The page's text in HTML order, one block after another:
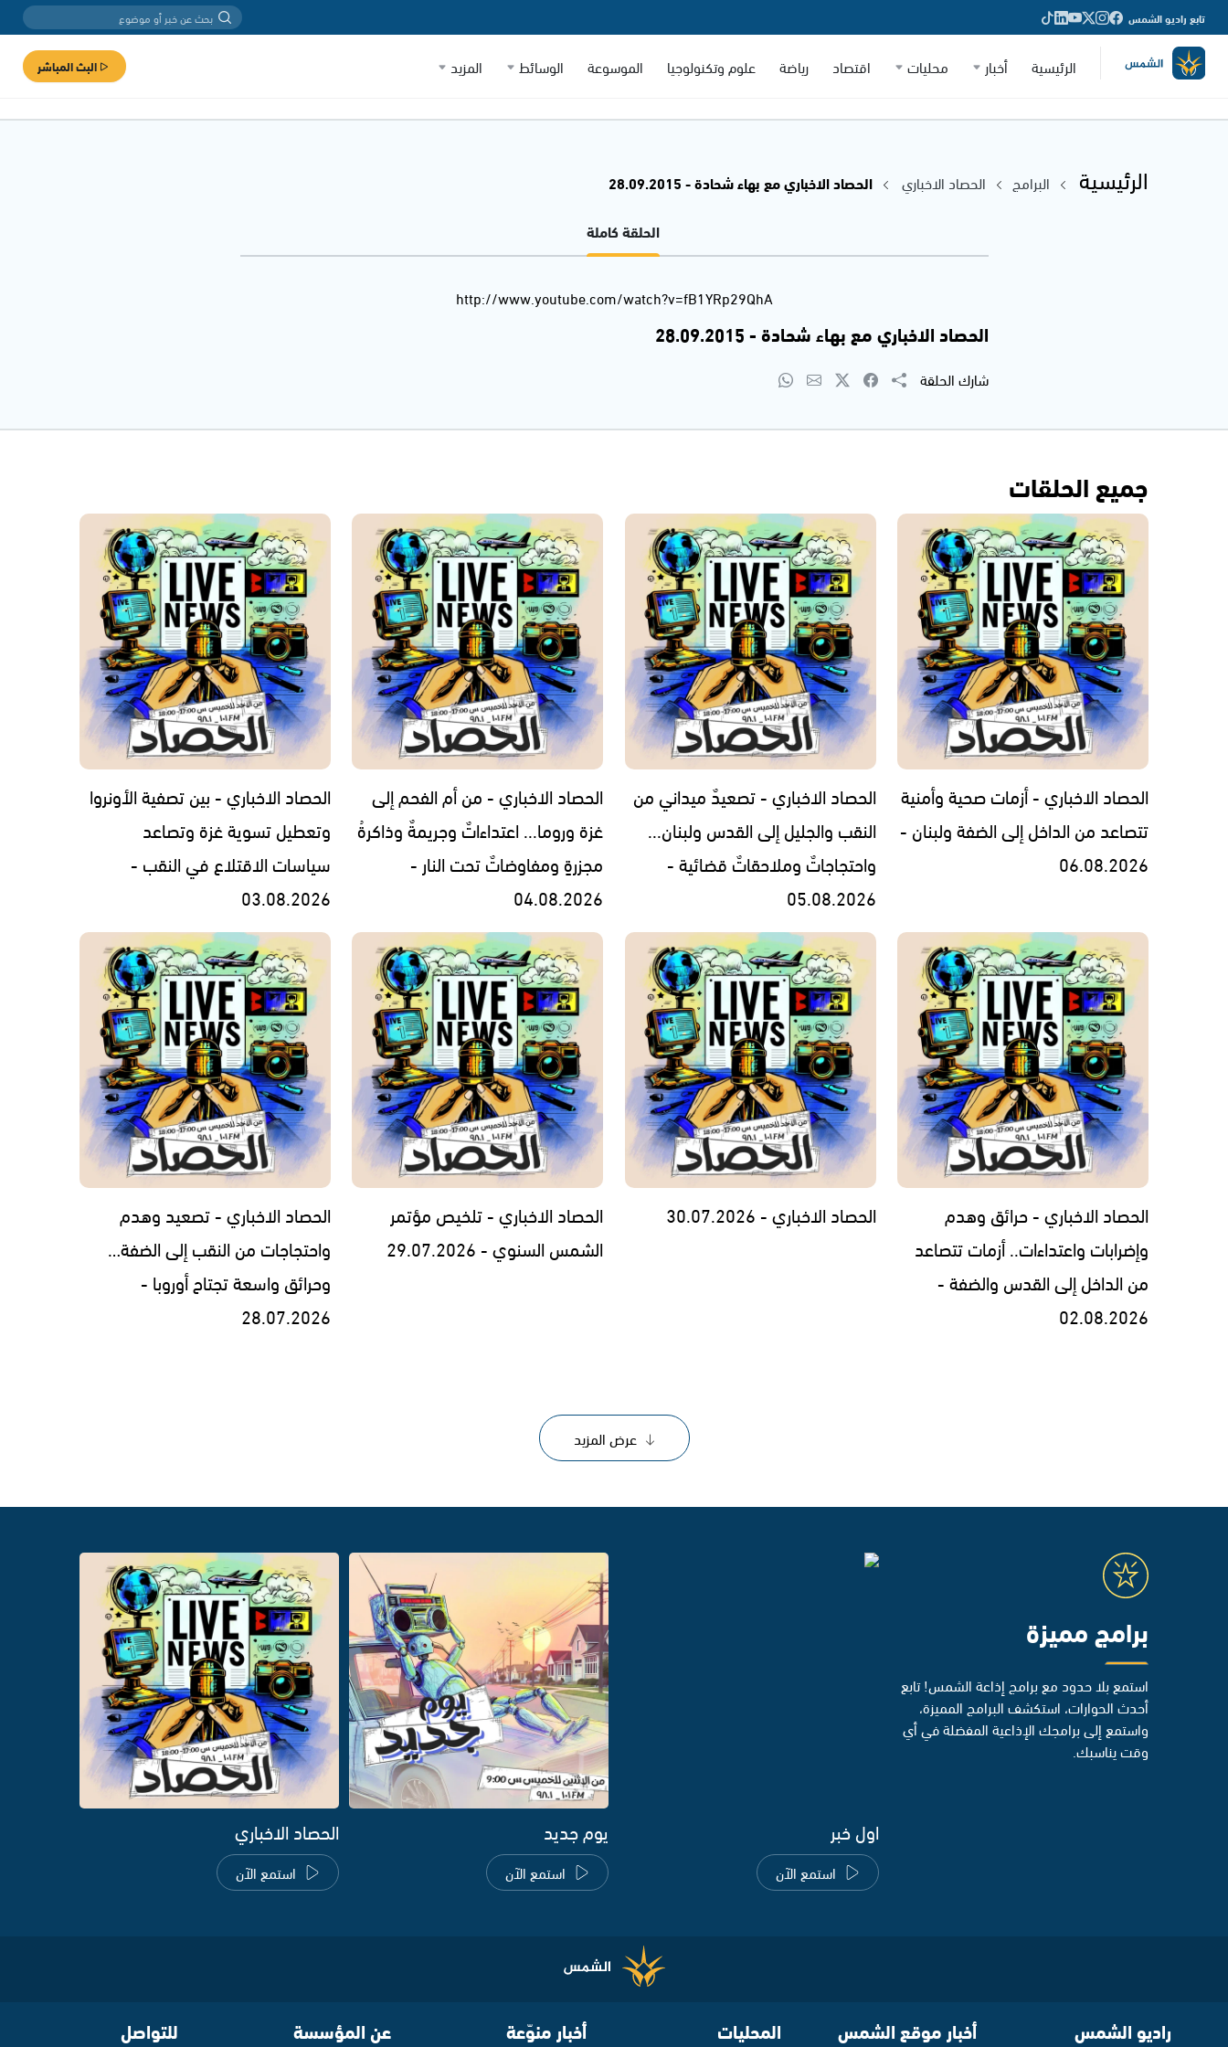
تابع راديو الشمس
الرئيسية أخبار محليات اقتصاد رياضة علوم وتكنولوجيا الموسوعة الوسائط المزيد البث المباشر
الرئيسية البرامج الحصاد الاخباري
الحصاد الاخباري مع بهاء شحادة - 28.09.2015
الحلقة كاملة
http://www.youtube.com/watch?v=fB1YRp29QhA
الحصاد الاخباري مع بهاء شحادة - 28.09.2015
شارك الحلقة
جميع الحلقات
الحصاد الاخباري - أزمات صحية وأمنية
تتصاعد من الداخل إلى الضفة ولبنان -
06.08.2026
الحصاد الاخباري - تصعيدٌ ميداني من
النقب والجليل إلى القدس ولبنان...
واحتجاجاتٌ وملاحقاتٌ قضائية -
05.08.2026
الحصاد الاخباري - من أم الفحم إلى
غزة وروما... اعتداءاتٌ وجريمةٌ وذاكرةُ
مجزرةٍ ومفاوضاتٌ تحت النار -
04.08.2026
الحصاد الاخباري - بين تصفية الأونروا
وتعطيل تسوية غزة وتصاعد
سياسات الاقتلاع في النقب -
03.08.2026
الحصاد الاخباري - حرائق وهدم
وإضرابات واعتداءات.. أزمات تتصاعد
من الداخل إلى القدس والضفة -
02.08.2026
الحصاد الاخباري - 30.07.2026
الحصاد الاخباري - تلخيص مؤتمر
الشمس السنوي - 29.07.2026
الحصاد الاخباري - تصعيد وهدم
واحتجاجات من النقب إلى الضفة…
وحرائق واسعة تجتاح أوروبا -
28.07.2026
عرض المزيد
برامج مميزة
استمع بلا حدود مع برامج إذاعة الشمس! تابع
أحدث الحوارات، استكشف البرامج المميزة،
واستمع إلى برامجك الإذاعية المفضلة في أي
وقت يناسبك.
اول خبر
استمع الآن
يوم جديد
استمع الآن
الحصاد الاخباري
استمع الآن
راديو الشمس أخبار موقع الشمس المحليات أخبار منوّعة عن المؤسسة للتواصل